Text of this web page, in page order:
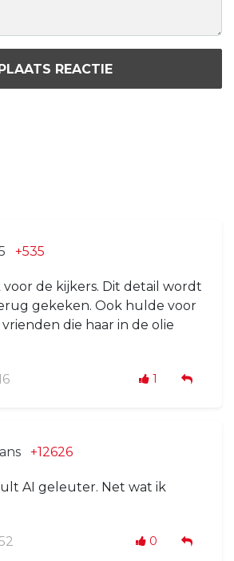
REACTIE
+535
voor de kijkers. Dit detail wordt
gekeken. Ook hulde voor
die haar in de olie
1
+12626
AI geleuter. Net wat ik
0